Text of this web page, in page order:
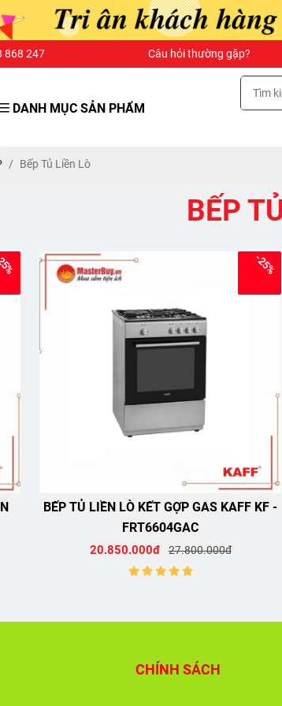
868 247 Câu hỏi thường gặp?
DANH MỤC SẢN PHẨM
Bếp Tủ Liền Lò
BẾP
BẾP TỦ LIỀN LÒ KẾT GỢP GAS KAFF KF -
FRT6604GAC
20.850.000đ 27.800.000đ
-25%
CHÍNH SÁCH